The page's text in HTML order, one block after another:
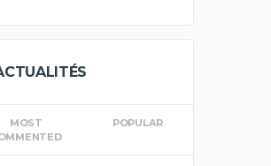
MOST
POPULAR